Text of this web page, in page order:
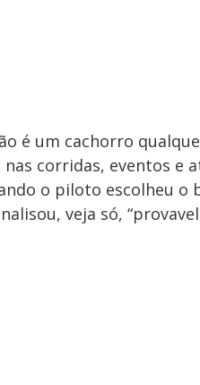
é um cachorro
corridas, eventos e
o piloto escolheu o
veja só,